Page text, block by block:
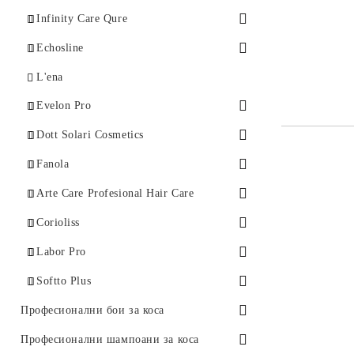
Keller - Четки за изсушаване
Четки за разресване
Infinity Care Qure
Подхранваща серия
Стилизираща серия
Echosline
Професионална боя за коса - Echos
L'ena
Evelon Pro
Оцветяващи маски
Подхранваща серия
Dott Solari Cosmetics
Подхранваща серия
Стилизираща серия
Fanola
Стилизираща серия - Fanola
Arte Care Profesional Hair Care
Подхранваща серия
Corioliss
Четки за изсушаване
Labor Pro
Пудра за мигновено покритие на
Softto Plus
Мъжка серия
Серия за жени
Професионални бои за коса
Професионални амонячни бои
Професионални шампоани за коса